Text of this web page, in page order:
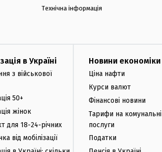
Технічна інформація
в Україні
з військової
50+
жінок
для 18-24-річних
від мобілізації
Новини економіки
Ціна нафти
Курси валют
Фінансові новини
Тарифи на комунальні
послуги
Податки